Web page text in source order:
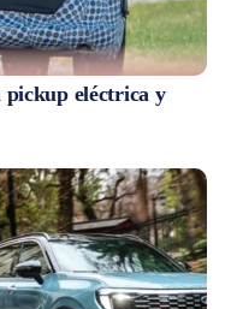
pickup eléctrica y